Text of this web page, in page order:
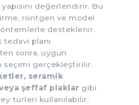
değerlendirir. Bu
röntgen ve model
desteklenir.
planı
sonra, uygun
seçimi gerçekleştirilir.
seramik
şeffaf plaklar gibi
türleri kullanılabilir.